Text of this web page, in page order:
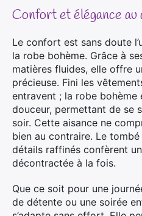
Confort et élégance au
Le confort est sans doute
la robe bohème. Grâce à
matières fluides, elle offre
précieuse. Fini les
entravent ; la robe bohème
douceur, permettant de se
soir. Cette aisance ne
bien au contraire. Le
détails raffinés confèrent
décontractée à la fois.
Que ce soit pour une
de détente ou une soirée